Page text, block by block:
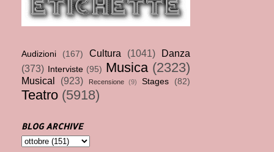
Audizioni (167) Cultura (1041)
Danza
(373)
Interviste (95) Musica (2323)
Musical (923) Recensione (9) Stages (82)
Teatro (5918)
BLOG ARCHIVE